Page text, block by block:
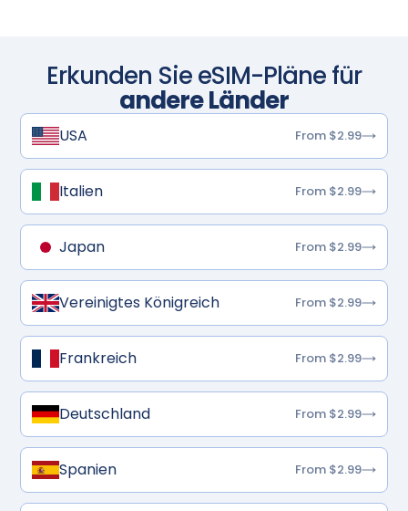
Erkunden Sie eSIM-Pläne für
andere Länder
USA From $2.99
Italien From $2.99
Japan From $2.99
Vereinigtes Königreich From $2.99
Frankreich From $2.99
Deutschland From $2.99
Spanien From $2.99